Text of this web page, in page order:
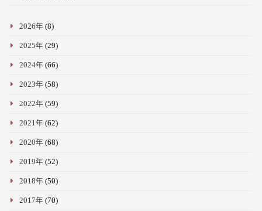
2026年(8)
2025年(29)
2024年(66)
2023年(58)
2022年(59)
2021年(62)
2020年(68)
2019年(52)
2018年(50)
2017年(70)